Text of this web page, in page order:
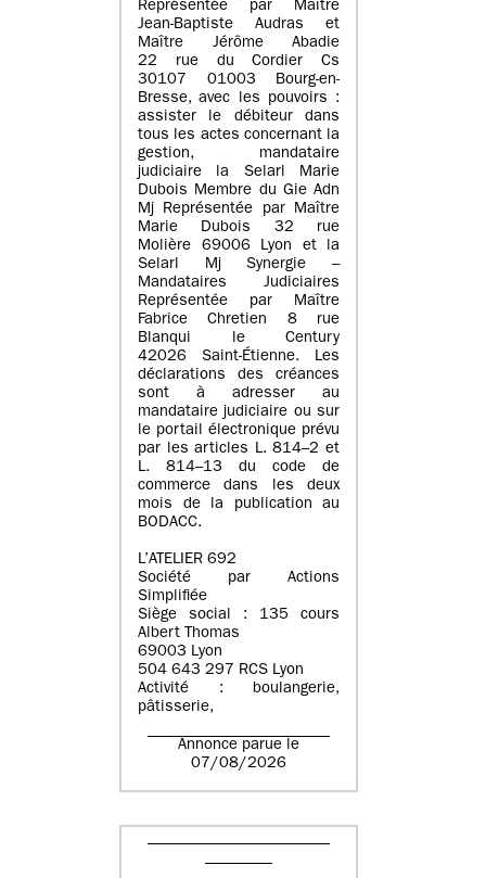
Représentée par Maître
Jean-Baptiste Audras et
Maître Jérôme Abadie
22 rue du Cordier Cs
30107 01003 Bourg-en-
Bresse, avec les pouvoirs :
assister le débiteur dans
tous les actes concernant la
gestion, mandataire
judiciaire la Selarl Marie
Dubois Membre du Gie Adn
Mj Représentée par Maître
Marie Dubois 32 rue
Molière 69006 Lyon et la
Selarl Mj Synergie –
Mandataires Judiciaires
Représentée par Maître
Fabrice Chretien 8 rue
Blanqui le Century
42026 Saint-Étienne. Les
déclarations des créances
sont à adresser au
mandataire judiciaire ou sur
le portail électronique prévu
par les articles L. 814–2 et
L. 814–13 du code de
commerce dans les deux
mois de la publication au
BODACC.
L’ATELIER 692
Société par Actions
Simplifiée
Siège social : 135 cours
Albert Thomas
69003 Lyon
504 643 297 RCS Lyon
Activité : boulangerie,
pâtisserie,
Annonce parue le
07/08/2026